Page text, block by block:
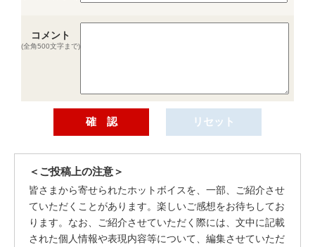
コメント
(全角500文字まで)
＜ご投稿上の注意＞
皆さまから寄せられたホットボイスを、一部、ご紹介させ
ていただくことがあります。楽しいご感想をお待ちしてお
ります。なお、ご紹介させていただく際には、文中に記載
された個人情報や表現内容等について、編集させていただ